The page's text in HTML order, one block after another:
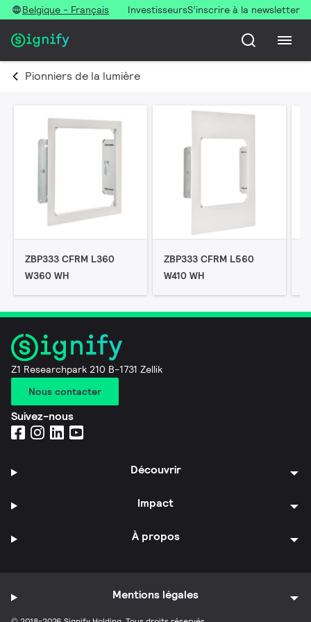
Belgique - Français InvestisseursS’inscrire à la newsletter
Pionniers de la lumière
ZBP333 CFRM L360
W360 WH
ZBP333 CFRM L560
W410 WH
Z1 Researchpark 210 B-1731 Zellik
Nous contacter
Suivez-nous
Découvrir
Impact
À propos
Mentions légales